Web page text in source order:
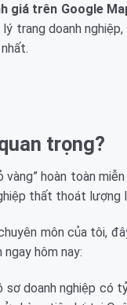
giá trên Google
trang doanh
trọng?
hoàn toàn
thất thoát lượng
môn của tôi,
hôm nay:
doanh nghiệp có